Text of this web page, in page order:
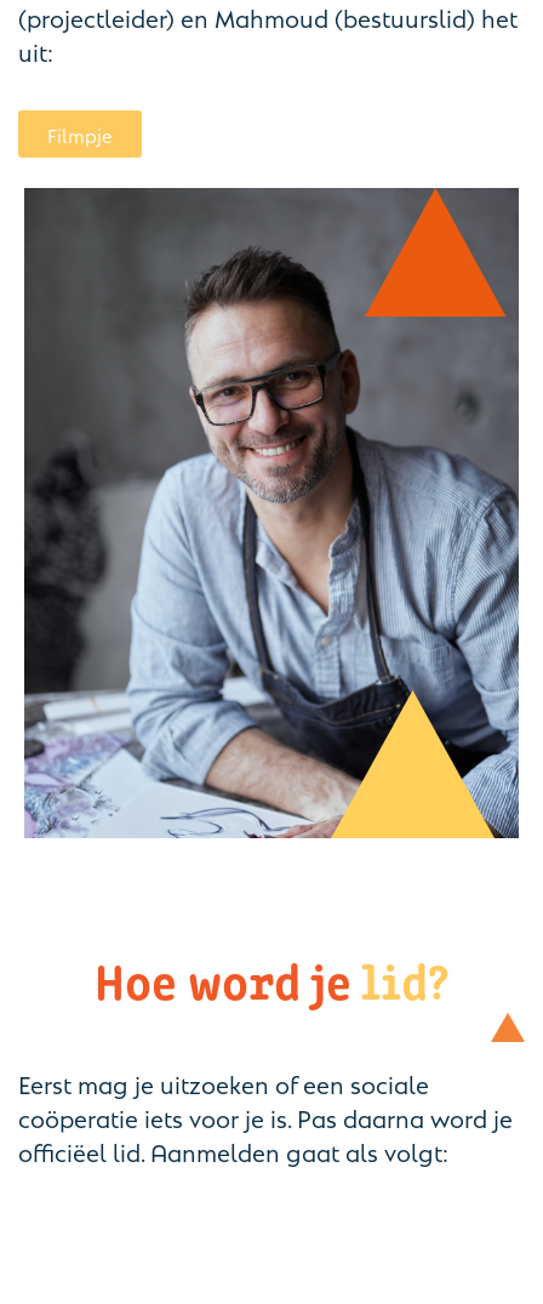
(projectleider) en Mahmoud (bestuurslid) het
uit:
Filmpje
Hoe word jelid?
Eerst mag je uitzoeken of een sociale
coöperatie iets voor je is. Pas daarna word je
officiëel lid. Aanmelden gaat als volgt: